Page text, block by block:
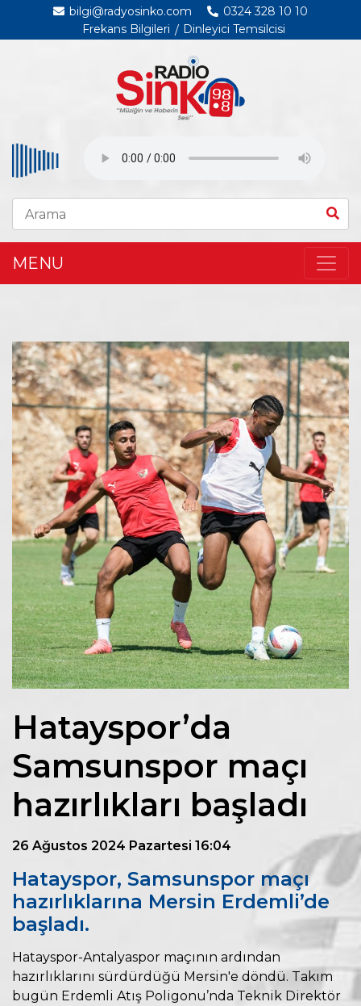
bilgi@radyosinko.com
0324 328 10 10
Frekans Bilgileri
Dinleyici Temsilcisi
MENU
Hatayspor’da
Samsunspor maçı
hazırlıkları başladı
26 Ağustos 2024 Pazartesi 16:04
Hatayspor, Samsunspor maçı
hazırlıklarına Mersin Erdemli’de
başladı.
Hatayspor-Antalyaspor maçının ardından
hazırlıklarını sürdürdüğü Mersin'e döndü. Takım
bugün Erdemli Atış Poligonu’nda Teknik Direktör